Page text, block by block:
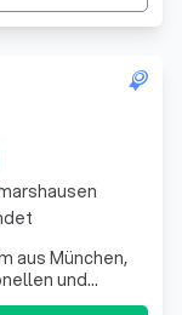
aus München,
und
haben.